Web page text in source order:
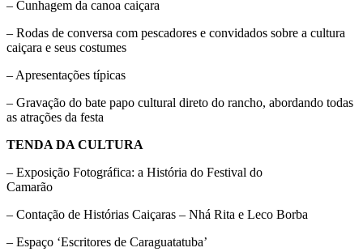
– Cunhagem da canoa caiçara
– Rodas de conversa com pescadores e convidados sobre a cultura
caiçara e seus costumes
– Apresentações típicas
– Gravação do bate papo cultural direto do rancho, abordando todas
as atrações da festa
TENDA DA CULTURA
– Exposição Fotográfica: a História do Festival do
Camarão
– Contação de Histórias Caiçaras – Nhá Rita e Leco Borba
– Espaço ‘Escritores de Caraguatatuba’